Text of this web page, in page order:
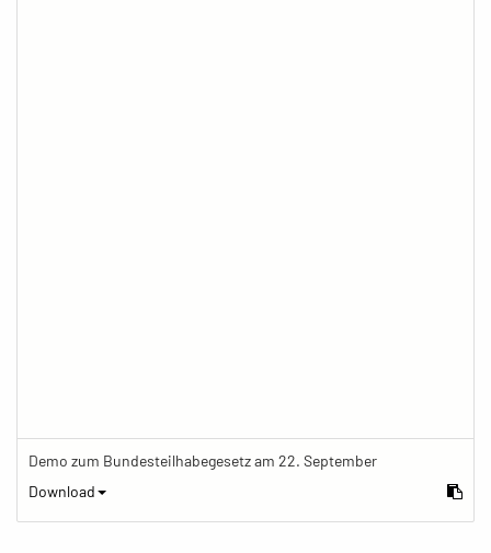
Demo zum Bundesteilhabegesetz am 22. September
Download